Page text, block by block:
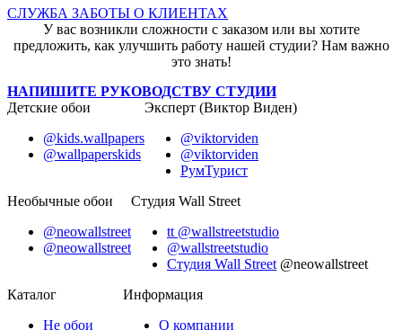
СЛУЖБА ЗАБОТЫ О КЛИЕНТАХ
У вас возникли сложности с заказом или вы хотите
предложить, как улучшить работу нашей студии? Нам важно
это знать!
НАПИШИТЕ РУКОВОДСТВУ СТУДИИ
Детские обои
@kids.wallpapers
@wallpaperskids
Эксперт (Виктор Виден)
@viktorviden
@viktorviden
РумТурист
Необычные обои
@neowallstreet
@neowallstreet
Студия Wall Street
tt @wallstreetstudio
@wallstreetstudio
Студия Wall Street @neowallstreet
Каталог
Не обои
Информация
О компании